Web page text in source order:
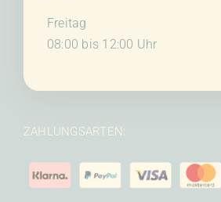
Freitag
08:00 bis 12:00 Uhr
ZAHLUNGSARTEN: